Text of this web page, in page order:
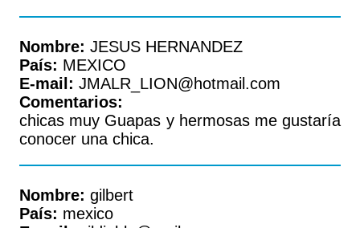
Nombre: JESUS HERNANDEZ
País: MEXICO
E-mail: JMALR_LION@hotmail.com
Comentarios:
chicas muy Guapas y hermosas me gustaría
conocer una chica.
Nombre: gilbert
País: mexico